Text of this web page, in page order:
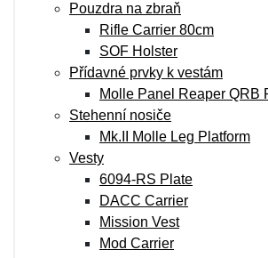
Pouzdra na zbraň
Rifle Carrier 80cm
SOF Holster
Přídavné prvky k vestám
Molle Panel Reaper QRB
Stehenní nosiče
Mk.II Molle Leg Platform
Vesty
6094-RS Plate
DACC Carrier
Mission Vest
Mod Carrier